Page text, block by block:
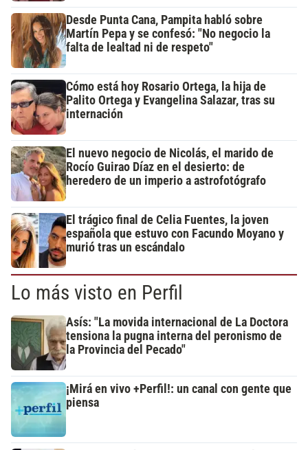
Desde Punta Cana, Pampita habló sobre
Martín Pepa y se confesó: "No negocio la
falta de lealtad ni de respeto"
Cómo está hoy Rosario Ortega, la hija de
Palito Ortega y Evangelina Salazar, tras su
internación
El nuevo negocio de Nicolás, el marido de
Rocío Guirao Díaz en el desierto: de
heredero de un imperio a astrofotógrafo
El trágico final de Celia Fuentes, la joven
española que estuvo con Facundo Moyano y
murió tras un escándalo
Lo más visto en Perfil
Asís: "La movida internacional de La Doctora
tensiona la pugna interna del peronismo de
la Provincia del Pecado"
¡Mirá en vivo +Perfil!: un canal con gente que
piensa